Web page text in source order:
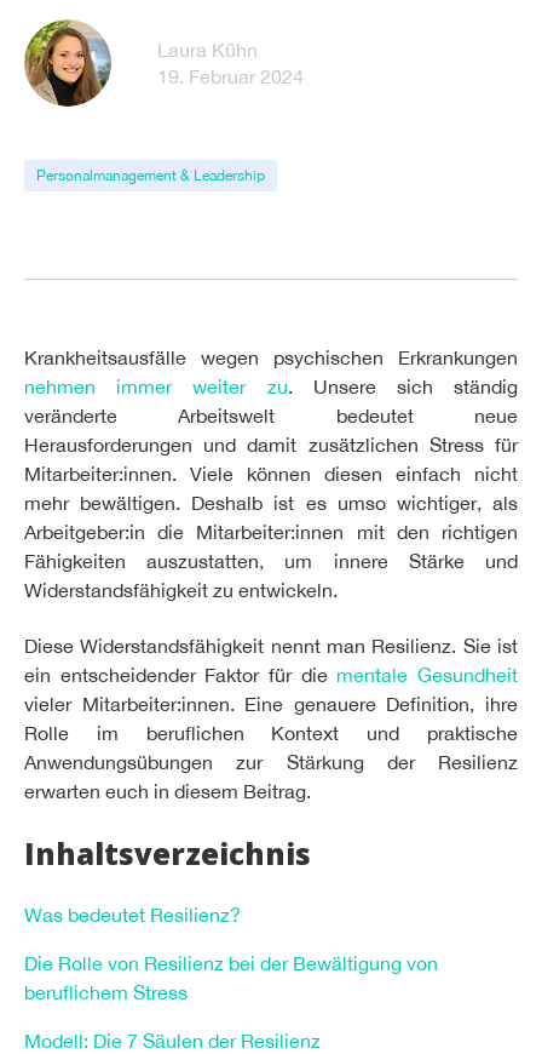
Laura Kühn
19. Februar 2024
Personalmanagement & Leadership
Krankheitsausfälle wegen psychischen Erkrankungen
nehmen immer weiter zu. Unsere sich ständig
veränderte Arbeitswelt bedeutet neue
Herausforderungen und damit zusätzlichen Stress für
Mitarbeiter:innen. Viele können diesen einfach nicht
mehr bewältigen. Deshalb ist es umso wichtiger, als
Arbeitgeber:in die Mitarbeiter:innen mit den richtigen
Fähigkeiten auszustatten, um innere Stärke und
Widerstandsfähigkeit zu entwickeln.
Diese Widerstandsfähigkeit nennt man Resilienz. Sie ist
ein entscheidender Faktor für die mentale Gesundheit
vieler Mitarbeiter:innen. Eine genauere Definition, ihre
Rolle im beruflichen Kontext und praktische
Anwendungsübungen zur Stärkung der Resilienz
erwarten euch in diesem Beitrag.
Inhaltsverzeichnis
Was bedeutet Resilienz?
Die Rolle von Resilienz bei der Bewältigung von
beruflichem Stress
Modell: Die 7 Säulen der Resilienz